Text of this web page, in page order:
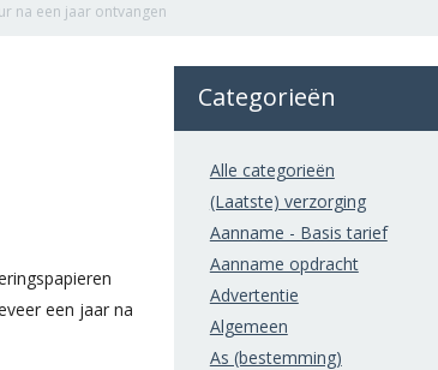
na een jaar ontvangen
een jaar na
Categorieën
Alle categorieën
(Laatste) verzorging
Aanname - Basis tarief
Aanname opdracht
Advertentie
Algemeen
As (bestemming)